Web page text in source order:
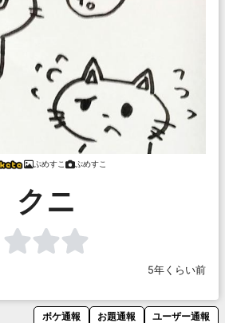
ぷめすこ ぷめすこ
クニ
5年くらい前
ボケ通報 お題通報 ユーザー通報